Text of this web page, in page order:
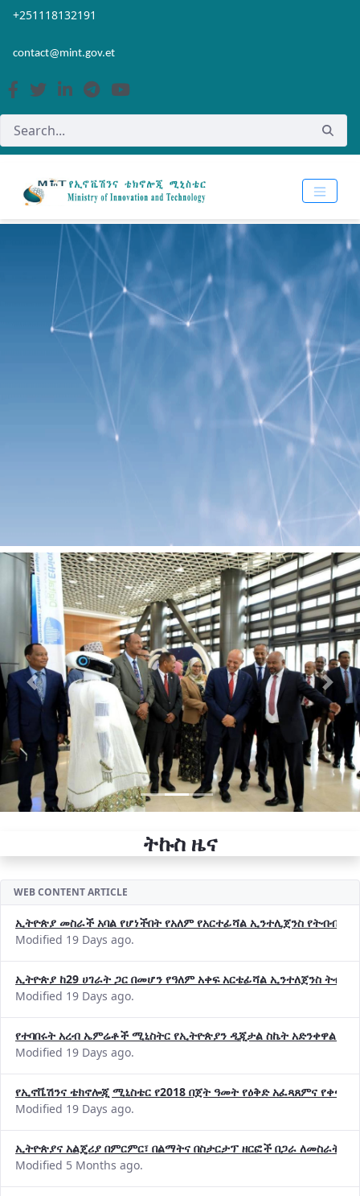
Skip to Main Content
Open Accessibility Menu
+251118132191
contact@mint.gov.et
Previous Next
ትኩስ ዜና
WEB CONTENT ARTICLE
ኢትዮጵያ መስራች አባል የሆነችበት የአለም የአርተፊሻል ኢንተሊጀንስ የትብብር
Modified 19 Days ago.
ኢትዮጵያ ከ29 ሀገራት ጋር በመሆን የዓለም አቀፍ አርቴፊሻል ኢንተለጀንስ
Modified 19 Days ago.
የተባበሩት አረብ ኤምሬቶች ሚኒስትር የኢትዮጵያን ዲጂታል ስኬት አድንቀዋል
Modified 19 Days ago.
የኢኖቬሽንና ቴክኖሎጂ ሚኒስቴር የ2018 በጀት ዓመት የዕቅድ አፈጻጸምና
Modified 19 Days ago.
ኢትዮጵያና አልጄሪያ በምርምር፣ በልማትና በስታርታፕ ዘርፎች በጋራ ለመስራት
Modified 5 Months ago.